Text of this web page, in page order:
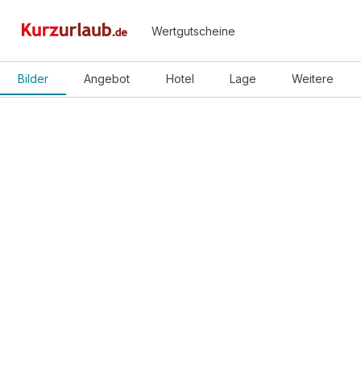
Wertgutscheine
Bilder Angebot Hotel Lage Weitere